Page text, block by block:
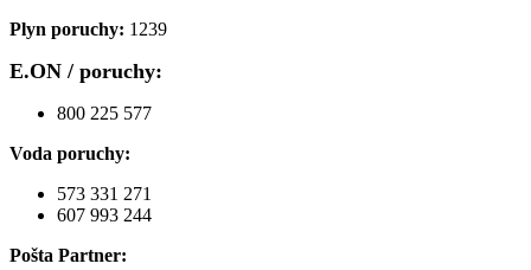
Plyn poruchy: 1239
E.ON / poruchy:
800 225 577
Voda poruchy:
573 331 271
607 993 244
Pošta Partner: